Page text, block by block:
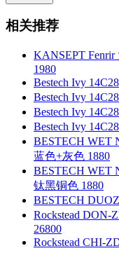
相关推荐
KANSEPT
1980
Bestech Ivy
Bestech Ivy
Bestech Ivy
Bestech Ivy
BESTECH WET
蓝色+灰色 1880
BESTECH WET
钛黑铜色 1880
BESTECH
Rockstead DON-
26800
Rockstead CHI-